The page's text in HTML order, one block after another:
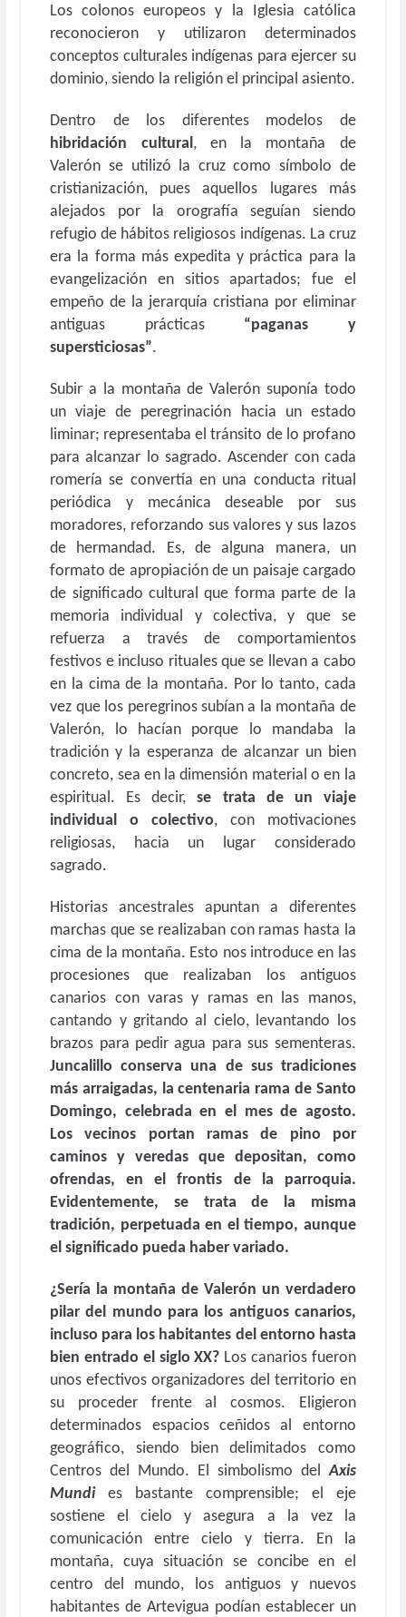
Los colonos europeos y la Iglesia católica
reconocieron y utilizaron determinados
conceptos culturales indígenas para ejercer su
dominio, siendo la religión el principal asiento.
Dentro de los diferentes modelos de
hibridación cultural , en la montaña de
Valerón se utilizó la cruz como símbolo de
cristianización, pues aquellos lugares más
alejados por la orografía seguían siendo
refugio de hábitos religiosos indígenas. La cruz
era la forma más expedita y práctica para la
evangelización en sitios apartados; fue el
empeño de la jerarquía cristiana por eliminar
antiguas prácticas “paganas y
supersticiosas”.
Subir a la montaña de Valerón suponía todo
un viaje de peregrinación hacia un estado
liminar; representaba el tránsito de lo profano
para alcanzar lo sagrado. Ascender con cada
romería se convertía en una conducta ritual
periódica y mecánica deseable por sus
moradores, reforzando sus valores y sus lazos
de hermandad. Es, de alguna manera, un
formato de apropiación de un paisaje cargado
de significado cultural que forma parte de la
memoria individual y colectiva, y que se
refuerza a través de comportamientos
festivos e incluso rituales que se llevan a cabo
en la cima de la montaña. Por lo tanto, cada
vez que los peregrinos subían a la montaña de
Valerón, lo hacían porque lo mandaba la
tradición y la esperanza de alcanzar un bien
concreto, sea en la dimensión material o en la
espiritual. Es decir,se trata de un viaje
individual o colectivo, con motivaciones
religiosas, hacia un lugar considerado
sagrado.
Historias ancestrales apuntan a diferentes
marchas que se realizaban con ramas hasta la
cima de la montaña. Esto nos introduce en las
procesiones que realizaban los antiguos
canarios con varas y ramas en las manos,
cantando y gritando al cielo, levantando los
brazos para pedir agua para sus sementeras.
Juncalillo conserva una de sus tradiciones
más arraigadas, la centenaria rama de Santo
Domingo, celebrada en el mes de agosto.
Los vecinos portan ramas de pino por
caminos y veredas que depositan, como
ofrendas, en el frontis de la parroquia.
Evidentemente, se trata de la misma
tradición, perpetuada en el tiempo, aunque
el significado pueda haber variado.
¿Sería la montaña de Valerón un verdadero
pilar del mundo para los antiguos canarios,
incluso para los habitantes del entorno hasta
bien entrado el siglo XX? Los canarios fueron
unos efectivos organizadores del territorio en
su proceder frente al cosmos. Eligieron
determinados espacios ceñidos al entorno
geográfico, siendo bien delimitados como
Centros del Mundo. El simbolismo delAxis
Mundi
es bastante comprensible; el eje
sostiene el cielo y asegura a la vez la
comunicación entre cielo y tierra. En la
montaña, cuya situación se concibe en el
centro del mundo, los antiguos y nuevos
habitantes de Artevigua podían establecer un